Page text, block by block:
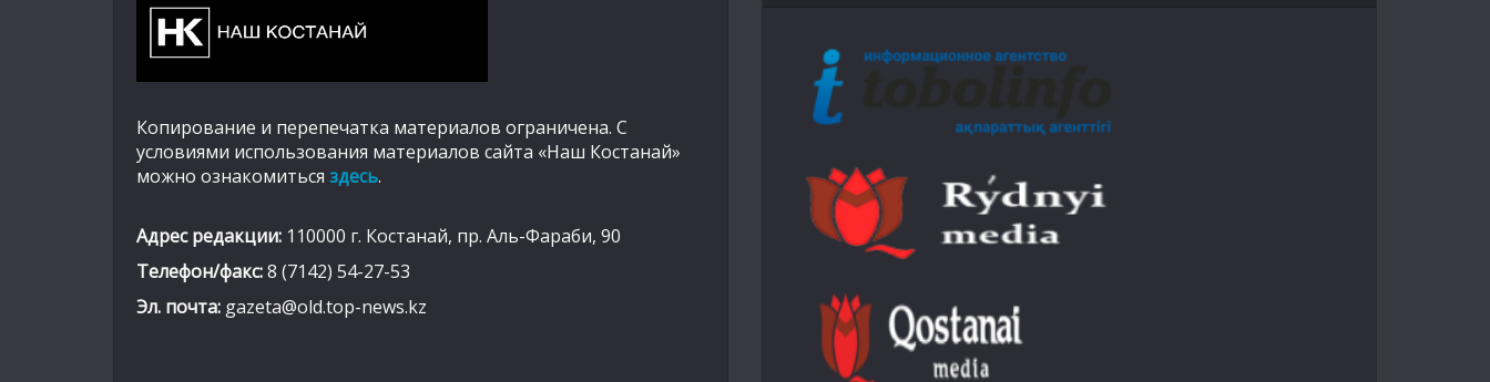
Копирование и перепечатка материалов ограничена. С
условиями использования материалов сайта «Наш Костанай»
можно ознакомиться здесь.
Адрес редакции: 110000 г. Костанай, пр. Аль-Фараби, 90
Телефон/факс:8 (7142) 54-27-53
Эл. почта: gazeta@old.top-news.kz